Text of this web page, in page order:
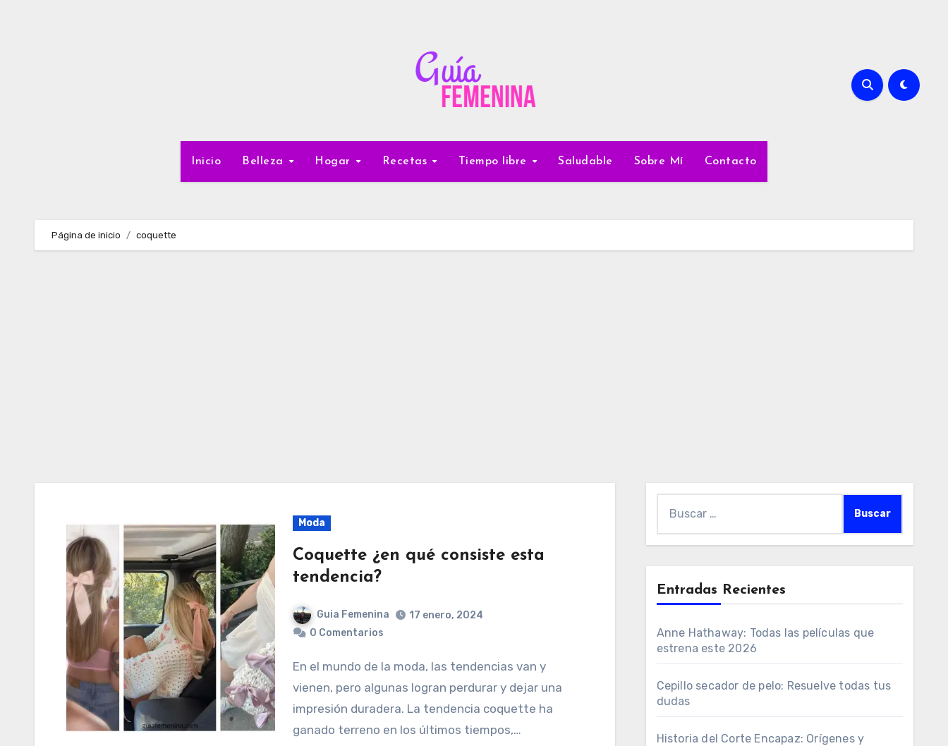
Inicio Belleza Hogar Recetas Tiempo libre Saludable Sobre Mí Contacto
Página de inicio coquette
Moda
Coquette ¿en qué consiste esta
tendencia?
Guia Femenina
17 enero, 2024
0 Comentarios
En el mundo de la moda, las tendencias van y
vienen, pero algunas logran perdurar y dejar una
impresión duradera. La tendencia coquette ha
ganado terreno en los últimos tiempos,…
Entradas Recientes
Anne Hathaway: Todas las películas que
estrena este 2026
Cepillo secador de pelo: Resuelve todas tus
dudas
Historia del Corte Encapaz: Orígenes y